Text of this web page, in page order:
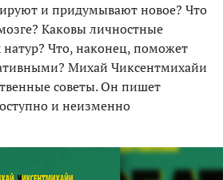
и придумывают новое? Что
Каковы личностные
натур? Что, наконец, поможет
Михай Чиксентмихайи
советы. Он пишет
и неизменно